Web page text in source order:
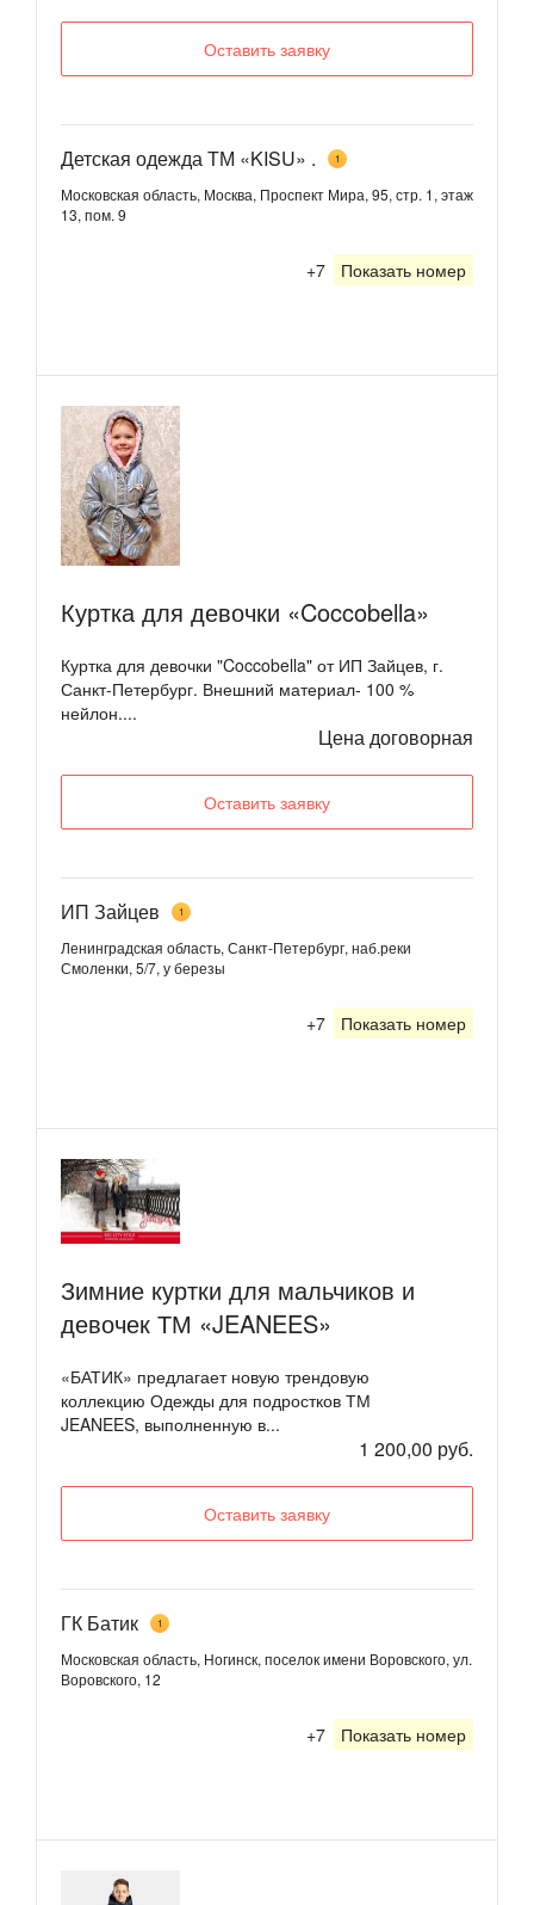
Оставить заявку
Детская одежда ТМ «KISU» . 1
Московская область, Москва, Проспект Мира, 95, стр. 1, этаж
13, пом. 9
+7 Показать номер
Куртка для девочки «Coccobella»
Куртка для девочки "Coccobella" от ИП Зайцев, г.
Санкт-Петербург. Внешний материал- 100 %
нейлон....
Цена договорная
Оставить заявку
ИП Зайцев 1
Ленинградская область, Санкт-Петербург, наб.реки
Смоленки, 5/7, у березы
+7 Показать номер
Зимние куртки для мальчиков и
девочек ТМ «JEANEES»
«БАТИК» предлагает новую трендовую
коллекцию Одежды для подростков ТМ
JEANEES, выполненную в...
1 200,00 руб.
Оставить заявку
ГК Батик 1
Московская область, Ногинск, поселок имени Воровского, ул.
Воровского, 12
+7 Показать номер